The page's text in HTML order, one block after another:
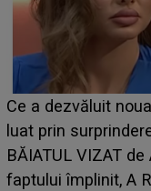
Ce a dezvăluit
luat prin
BĂIATUL VIZAT
faptului împlinit, A